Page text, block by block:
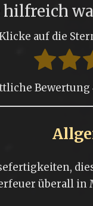
hilfreich
auf die
Bewertung
überall in